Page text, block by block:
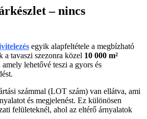
– nincs
egyik alapfeltétele a megbízható
a tavaszi szezonra közel 10 000 m²
amely lehetővé teszi a gyors és
számmal (LOT szám) van ellátva, ami
és megjelenést. Ez különösen
felületeknél, ahol az eltérő árnyalatok